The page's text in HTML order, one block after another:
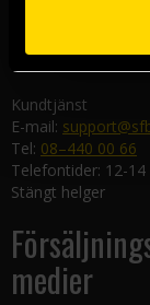
582 19 Linköping
Kundtjänst
E-mail:
Tel: 08–440 00 66
Telefontider: 12-
Stängt helger
medier